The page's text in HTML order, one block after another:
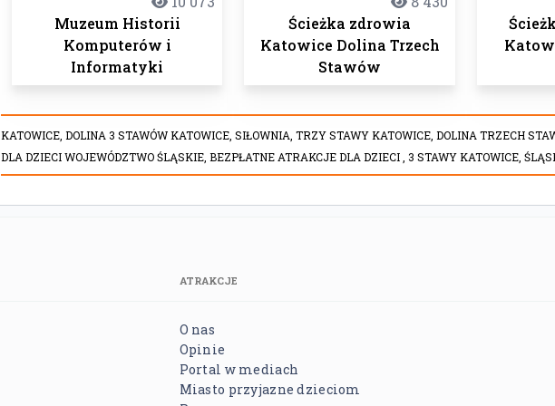
Muzeum Historii
Komputerów i
Informatyki
Ścieżka zdrowia
Katowice Dolina Trzech
Stawów
KATOWICE,DOLINA 3 STAWÓW KATOWICE,SIŁOWNIA,TRZY STAWY KATOWICE,DOLINA TRZECH
DLA DZIECI WOJEWÓDZTWO ŚLĄSKIE,BEZPŁATNE ATRAKCJE DLA DZIECI , 3 STAWY KATOWICE,
ATRAKCJE
O nas
Opinie
Portal w mediach
Miasto przyjazne dzieciom